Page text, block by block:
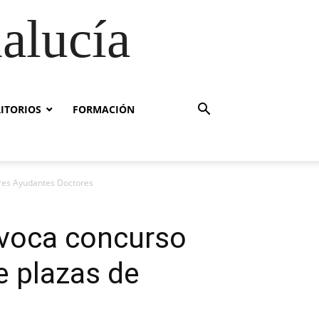
FORMACIÓN
Ayudantes Doctores
concurso
plazas de